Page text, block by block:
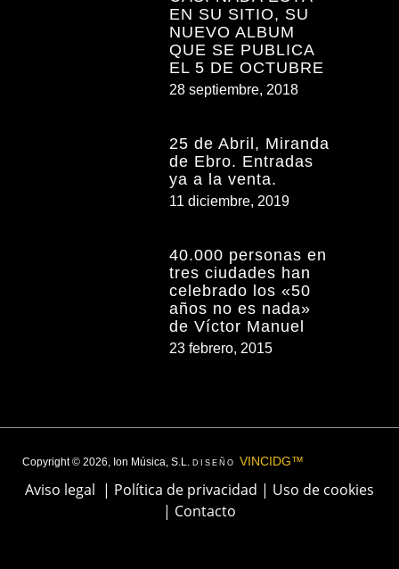
EN SU SITIO, SU
NUEVO ALBUM
QUE SE PUBLICA
EL 5 DE OCTUBRE
28 septiembre, 2018
25 de Abril, Miranda
de Ebro. Entradas
ya a la venta.
11 diciembre, 2019
40.000 personas en
tres ciudades han
celebrado los «50
años no es nada»
de Víctor Manuel
23 febrero, 2015
Copyright © 2026, Ion Música, S.L. DISEÑO VINCIDG™
Aviso legal | Política de privacidad | Uso de cookies
| Contacto